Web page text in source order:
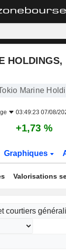
HOLDINGS,
Marine
03:49:23 07/08/
+1,73 %
Graphiques
Valorisations